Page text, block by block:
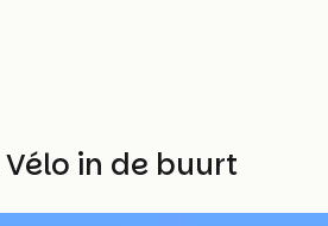
Vélo in de buurt